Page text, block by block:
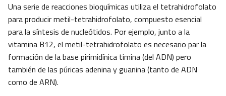
Una serie de reacciones bioquímicas utiliza el tetrahidrofolato
para producir metil-tetrahidrofolato, compuesto esencial
para la síntesis de nucleótidos. Por ejemplo, junto a la
vitamina B12, el metil-tetrahidrofolato es necesario par la
formación de la base pirimidínica timina (del ADN) pero
también de las púricas adenina y guanina (tanto de ADN
como de ARN).